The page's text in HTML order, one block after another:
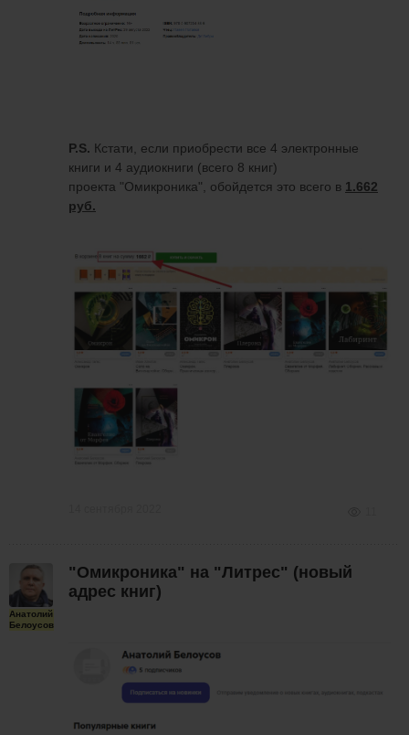
P.S. Кстати, если приобрести все 4 электронные
книги и 4 аудиокниги (всего 8 книг)
проекта "Омикроника", обойдется это всего в 1.662
руб.
Анатолий
Белоусов
"Омикроника" на "Литрес" (новый
адрес книг)